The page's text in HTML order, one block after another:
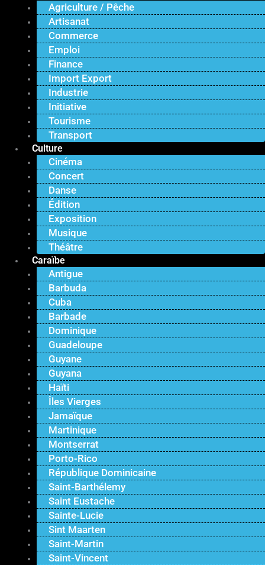
Agriculture / Pêche
Artisanat
Commerce
Emploi
Finance
Import Export
Industrie
Initiative
Tourisme
Transport
Culture
Cinéma
Concert
Danse
Édition
Exposition
Musique
Théâtre
Caraïbe
Antigue
Barbuda
Cuba
Barbade
Dominique
Guadeloupe
Guyane
Guyana
Haïti
Îles Vierges
Jamaïque
Martinique
Montserrat
Porto-Rico
République Dominicaine
Saint-Barthélemy
Saint Eustache
Sainte-Lucie
Sint Maarten
Saint-Martin
Saint-Vincent